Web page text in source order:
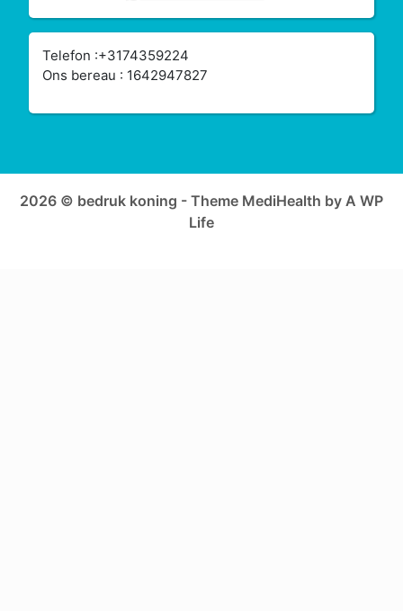
Telefon :+3174359224
Ons bereau : 1642947827
2026 © bedruk koning - Theme MediHealth by A WP
Life